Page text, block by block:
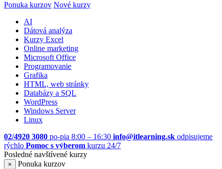
Ponuka kurzov Nové kurzy
AI
Dátová analýza
Kurzy Excel
Online marketing
Microsoft Office
Programovanie
Grafika
HTML, web stránky
Databázy a SQL
WordPress
Windows Server
Linux
02/4920 3080 po-pia 8:00 – 16:30 info@itlearning.sk odpisujeme
rýchlo Pomoc s výberom kurzu 24/7
Posledné navštívené kurzy
×
Ponuka kurzov